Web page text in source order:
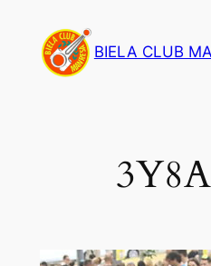
contenido
BIELA CLUB